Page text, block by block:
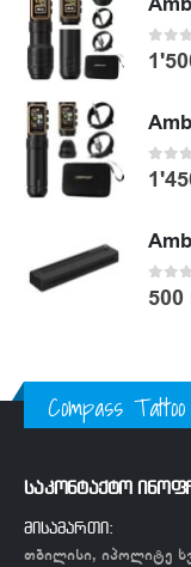
0out
0out
0out
500
Compass
საკონტაქტო
მისამართი:
თბილისი, იპოლიტე